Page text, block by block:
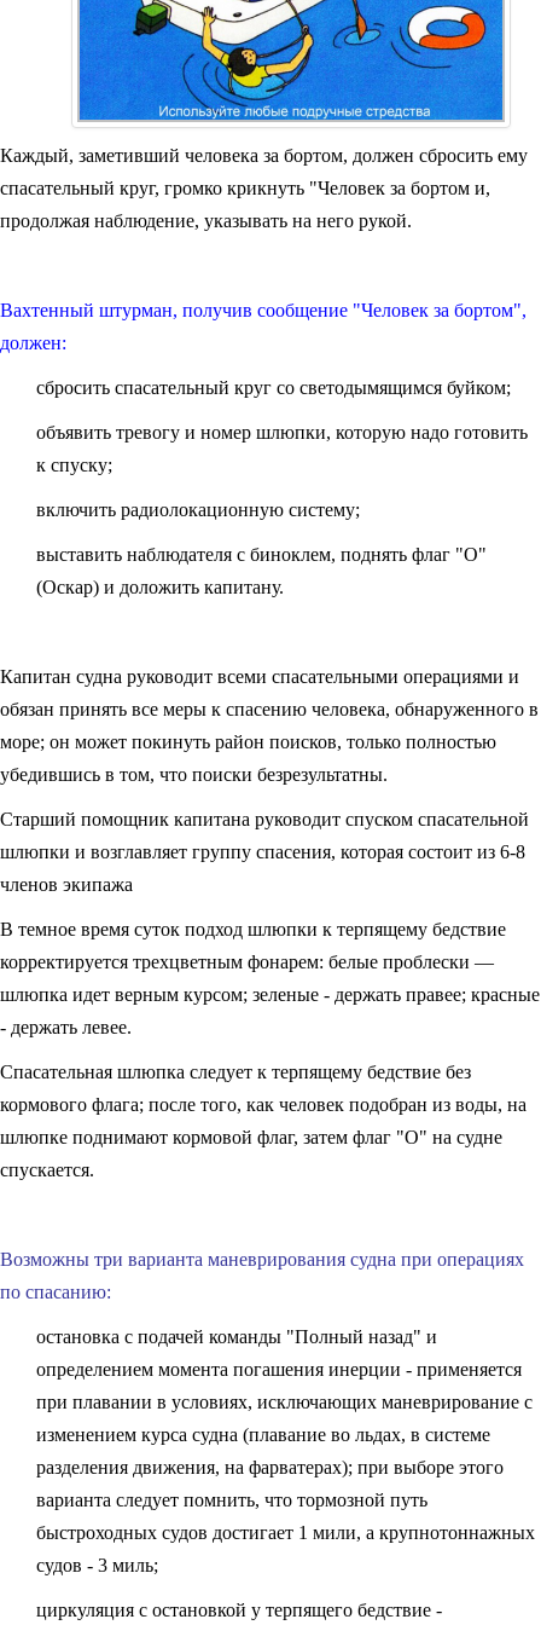
Каждый, заметивший человека за бортом, должен сбросить ему
спасательный круг, громко крикнуть "Человек за бортом и,
продолжая наблюдение, указывать на него рукой.
Вахтенный штурман, получив сообщение "Человек за бортом",
дол­жен:
сбросить спасательный круг со светодымящимся буйком;
объявить тревогу и номер шлюпки, которую надо готовить
к спуску;
включить ра­диолокационную систему;
выставить наблюдателя с биноклем, поднять флаг "О"
(Оскар) и доложить капитану.
Капитан судна руководит всеми спасательными операциями и
обя­зан принять все меры к спасению человека, обнаруженного в
море; он может покинуть район поисков, только полностью
убедившись в том, что поиски безрезультатны.
Старший помощник капитана руководит спуском спасательной
шлюпки и возглавляет группу спасения, которая состоит из 6-8
членов экипажа
В темное время суток подход шлюпки к терпящему бедствие
кор­ректируется трехцветным фонарем: белые проблески —
шлюпка идет верным курсом; зеленые - держать правее; красные
- держать левее.
Спасательная шлюпка следует к терпящему бедствие без
кормово­го флага; после того, как человек подобран из воды, на
шлюпке подни­мают кормовой флаг, затем флаг "О" на судне
спускается.
Возможны три варианта маневрирования судна при операциях
по спасанию:
остановка с подачей команды "Полный назад" и
определением мо­мента погашения инерции - применяется
при плавании в условиях, ис­ключающих маневрирование с
изменением курса судна (плавание во льдах, в системе
разделения движения, на фарватерах); при выборе это­го
варианта следует помнить, что тормозной путь
быстроходных судов достигает 1 мили, а крупнотоннажных
судов - 3 миль;
циркуляция с остановкой у терпящего бедствие -